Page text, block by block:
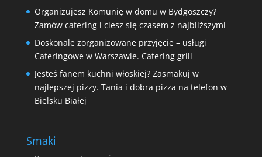
Organizujesz Komunię w domu w Bydgoszczy?
Zamów catering i ciesz się czasem z najbliższymi
Doskonale zorganizowane przyjęcie – usługi
Cateringowe w Warszawie. Catering grill
Jesteś fanem kuchni włoskiej? Zasmakuj w
najlepszej pizzy. Tania i dobra pizza na telefon w
Bielsku Białej
Smaki